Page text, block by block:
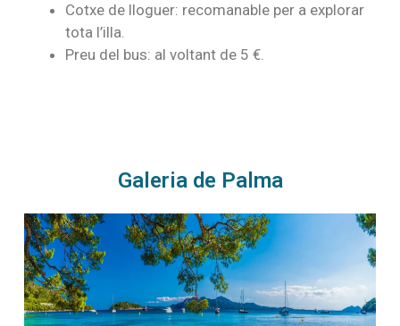
Cotxe de lloguer: recomanable per a explorar
tota l’illa.
Preu del bus: al voltant de 5 €.
Galeria de Palma